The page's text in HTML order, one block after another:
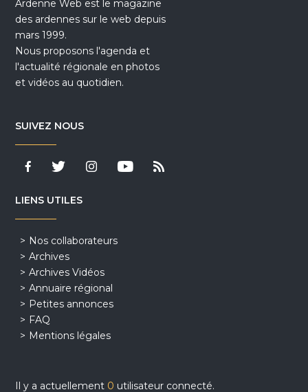
Ardenne Web est le magazine
des ardennes sur le web depuis
mars 1999.
Nous proposons l'agenda et
l'actualité régionale en photos
et vidéos au quotidien.
SUIVEZ NOUS
LIENS UTILES
Nos collaborateurs
Archives
Archives Vidéos
Annuaire régional
Petites annonces
FAQ
Mentions légales
Il y a actuellement 0 utilisateur connecté.